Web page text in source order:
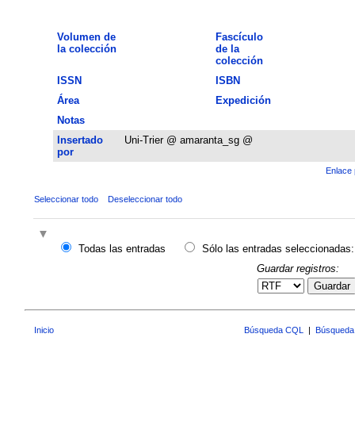
Volumen de
la colección
Fascículo
de la
colección
ISSN
ISBN
Área
Expedición
Notas
Insertado
por
Uni-Trier @ amaranta_sg @
Enlace
Seleccionar todo Deseleccionar todo
Todas las entradas
Sólo las entradas seleccionadas:
Guardar registros:
Guardar
Inicio Búsqueda CQL